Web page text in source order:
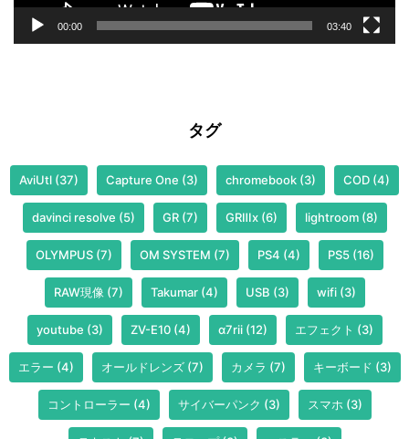
00:00 03:40
タグ
AviUtl (37) Capture One (3) chromebook (3) COD (4)
davinci resolve (5) GR(7) GRⅢx(6) lightroom(8)
OLYMPUS(7) OM SYSTEM (7) PS4 (4) PS5(16)
RAW現像 (7) Takumar(4) USB (3) wifi(3)
youtube (3) ZV-E10(4) α7rii(12) エフェクト (3)
エラー (4) オールドレンズ(7) カメラ (7) キーボード (3)
コントローラー (4) サイバーパンク (3) スマホ (3)